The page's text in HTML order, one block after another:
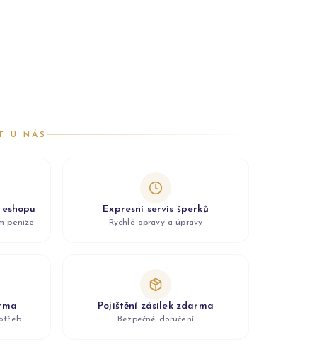
U NÁS
peníze
Expresní servis šperků
Rychlé opravy a úpravy
Pojištění zásilek zdarma
Bezpečné doručení